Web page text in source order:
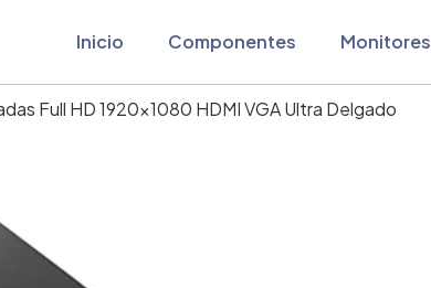
Inicio Componentes Monitores
Full HD 1920×1080 HDMI VGA Ultra Delgado